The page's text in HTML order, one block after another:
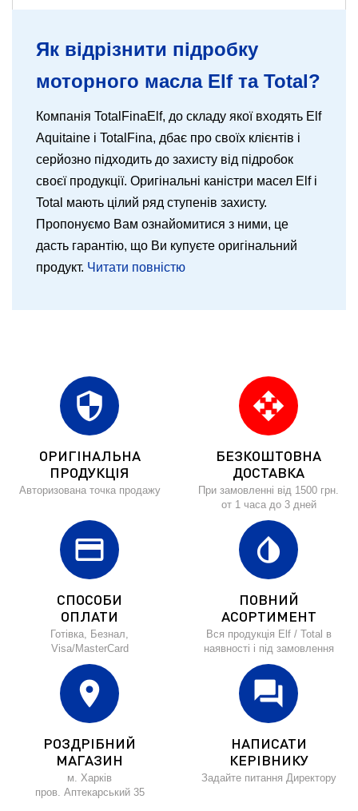
Як відрізнити підробку
моторного масла Elf та Total?
Компанія TotalFinaElf, до складу якої входять Elf
Aquitaine і TotalFina, дбає про своїх клієнтів і
серйозно підходить до захисту від підробок
своєї продукції. Оригінальні каністри масел Elf і
Total мають цілий ряд ступенів захисту.
Пропонуємо Вам ознайомитися з ними, це
дасть гарантію, що Ви купуєте оригінальний
продукт. Читати повністю
security
ОРИГІНАЛЬНА
ПРОДУКЦІЯ
Авторизована точка продажу
open_with
БЕЗКОШТОВНА
ДОСТАВКА
При замовленні від 1500 грн.
от 1 часа до 3 дней
credit_card
СПОСОБИ
ОПЛАТИ
Готівка, Безнал,
Visa/MasterCard
invert_colors
ПОВНИЙ
АСОРТИМЕНТ
Вся продукція Elf / Total в
наявності і під замовлення
location_on
РОЗДРІБНИЙ
МАГАЗИН
м. Харків
пров. Аптекарський 35
forum
НАПИСАТИ
КЕРІВНИКУ
Задайте питання Директору